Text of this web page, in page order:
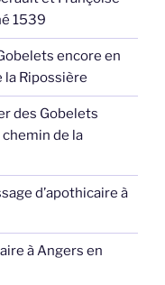
1539
encore en
la Ripossière
des Gobelets
de la
d’apothicaire à
à Angers en